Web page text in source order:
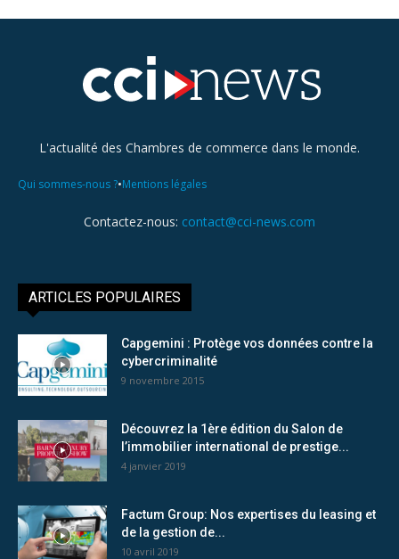
L'actualité des Chambres de commerce dans le monde.
Qui sommes-nous ?•Mentions légales
Contactez-nous: contact@cci-news.com
ARTICLES POPULAIRES
Capgemini : Protège vos données contre la
cybercriminalité
9 novembre 2015
Découvrez la 1ère édition du Salon de
l’immobilier international de prestige...
4 janvier 2019
Factum Group: Nos expertises du leasing et
de la gestion de...
10 avril 2019